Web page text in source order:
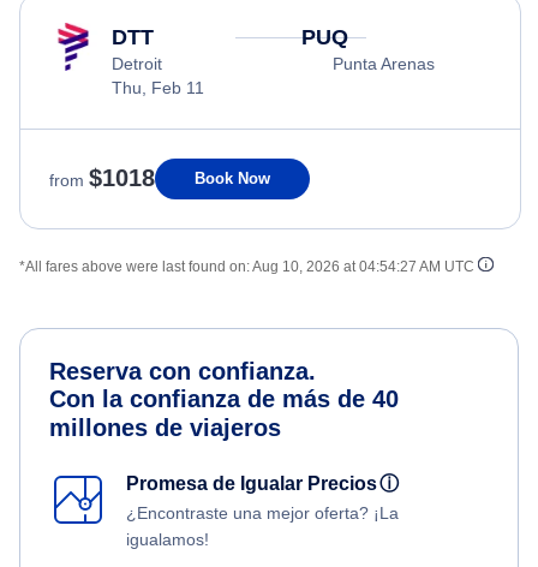
DTT
Detroit
Thu, Feb 11
PUQ
Punta Arenas
from $1018 Book Now
*All fares above were last found on:Aug 10, 2026 at 04:54:27 AM UTC
Reserva con confianza.
Con la confianza de más de 40
millones de viajeros
Promesa de Igualar Preciosⓘ
¿Encontraste una mejor oferta? ¡La
igualamos!